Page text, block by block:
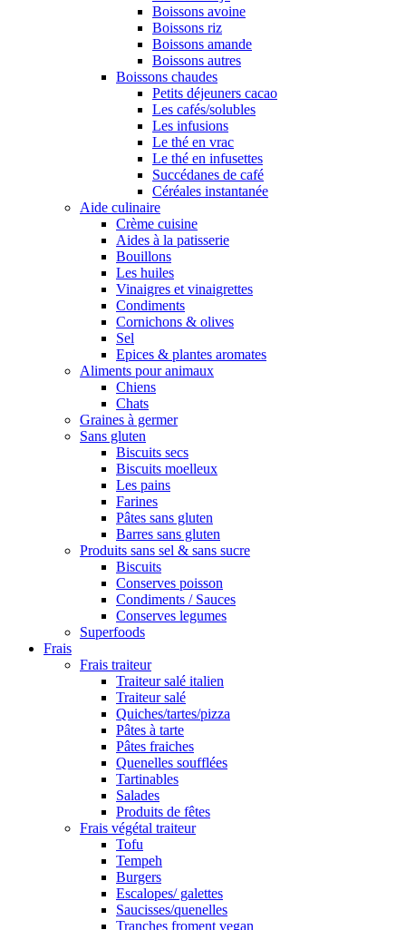
Boissons avoine
Boissons riz
Boissons amande
Boissons autres
Boissons chaudes
Petits déjeuners cacao
Les cafés/solubles
Les infusions
Le thé en vrac
Le thé en infusettes
Succédanes de café
Céréales instantanée
Aide culinaire
Crème cuisine
Aides à la patisserie
Bouillons
Les huiles
Vinaigres et vinaigrettes
Condiments
Cornichons & olives
Sel
Epices & plantes aromates
Aliments pour animaux
Chiens
Chats
Graines à germer
Sans gluten
Biscuits secs
Biscuits moelleux
Les pains
Farines
Pâtes sans gluten
Barres sans gluten
Produits sans sel & sans sucre
Biscuits
Conserves poisson
Condiments / Sauces
Conserves legumes
Superfoods
Frais
Frais traiteur
Traiteur salé italien
Traiteur salé
Quiches/tartes/pizza
Pâtes à tarte
Pâtes fraiches
Quenelles soufflées
Tartinables
Salades
Produits de fêtes
Frais végétal traiteur
Tofu
Tempeh
Burgers
Escalopes/ galettes
Saucisses/quenelles
Tranches froment vegan